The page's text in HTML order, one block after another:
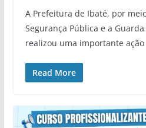
A Prefeitura de Ibaté, por
Segurança Pública e a
realizou uma importante ação
Read More